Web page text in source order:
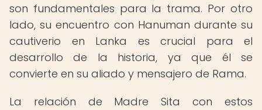
son fundamentales para la trama. Por otro
lado, su encuentro con Hanuman durante su
cautiverio en Lanka es crucial para el
desarrollo de la historia, ya que él se
convierte en su aliado y mensajero de Rama.
La relación de Madre Sita con estos